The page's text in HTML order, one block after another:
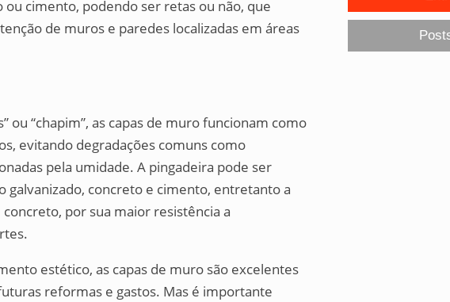
ou cimento, podendo ser retas ou não, que
de muros e paredes localizadas em áreas
ou “chapim”, as capas de muro funcionam como
evitando degradações comuns como
pela umidade. A pingadeira pode ser
galvanizado, concreto e cimento, entretanto a
por sua maior resistência a
estético, as capas de muro são excelentes
reformas e gastos. Mas é importante